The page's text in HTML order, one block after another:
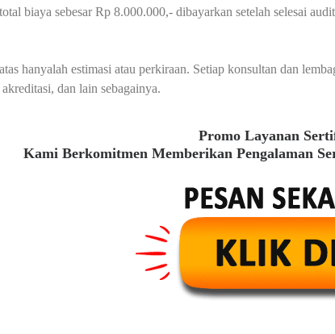
biaya sebesar Rp 8.000.000,- dibayarkan setelah selesai
hanyalah estimasi atau perkiraan. Setiap konsultan dan
dan lain sebagainya.
Promo Layanan
Kami Berkomitmen Memberikan Pengalaman